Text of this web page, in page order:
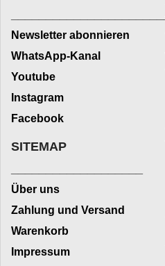
Newsletter abonnieren
WhatsApp-Kanal
Youtube
Instagram
Facebook
SITEMAP
Über uns
Zahlung und Versand
Warenkorb
Impressum